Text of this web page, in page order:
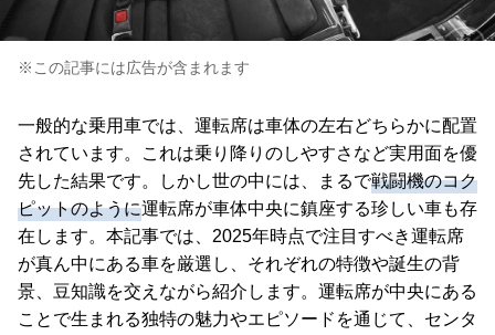
※この記事には広告が含まれます
一般的な乗用車では、運転席は車体の左右どちらかに配置
されています。これは乗り降りのしやすさなど実用面を優
先した結果です。しかし世の中には、まるで戦闘機のコク
ピットのように運転席が車体中央に鎮座する珍しい車も存
在します。本記事では、2025年時点で注目すべき運転席
が真ん中にある車を厳選し、それぞれの特徴や誕生の背
景、豆知識を交えながら紹介します。運転席が中央にある
ことで生まれる独特の魅力やエピソードを通じて、センタ